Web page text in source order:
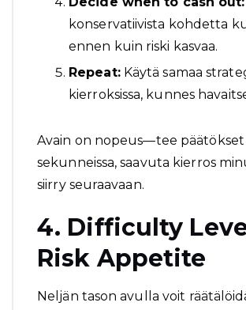
konservatiivista kohdetta
ennen kuin riski kasvaa.
Repeat:Käytä samaa
kierroksissa, kunnes
Avain on nopeus—tee päätökset
sekunneissa, saavuta kierros
siirry seuraavaan.
4. Difficulty
Risk Appetite
Neljän tason avulla voit